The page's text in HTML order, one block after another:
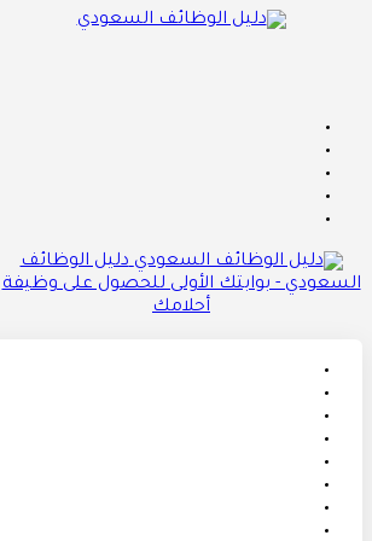
دليل الوظائف
السعودي - بوابتك الأولى للحصول على وظيفة
أحلامك